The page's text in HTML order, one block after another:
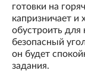
готовки на
капризничает и
обустроить для
безопасный
он будет
задания.